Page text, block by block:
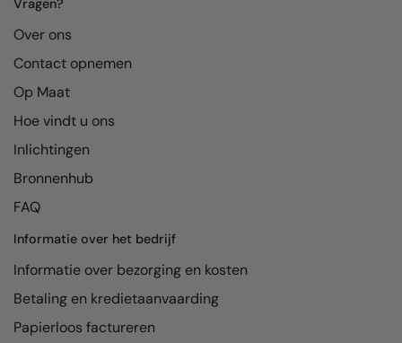
Kariban
Kariban Proact
KiMood
Kodak
Kustom Kit
Larkwood
Maddins
Madeira
MagiCut
Marketing Hub
Vragen?
Over ons
Contact opnemen
Op Maat
Hoe vindt u ons
Inlichtingen
Bronnenhub
FAQ
Informatie over het bedrijf
Informatie over bezorging en kosten
Betaling en kredietaanvaarding
Papierloos factureren